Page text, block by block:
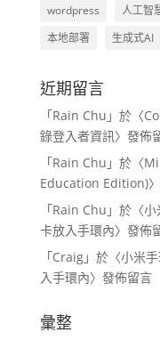
wordpress
人工智
本地部署
生成式AI
近期留言
「Rain Chu 」於〈
錄登入者資訊〉發佈
「Rain Chu 」於〈
Education Edition)
「Rain Chu 」於〈小
卡放入手環內〉發佈
「Craig」於〈小米
入手環內〉發佈留言
彙整